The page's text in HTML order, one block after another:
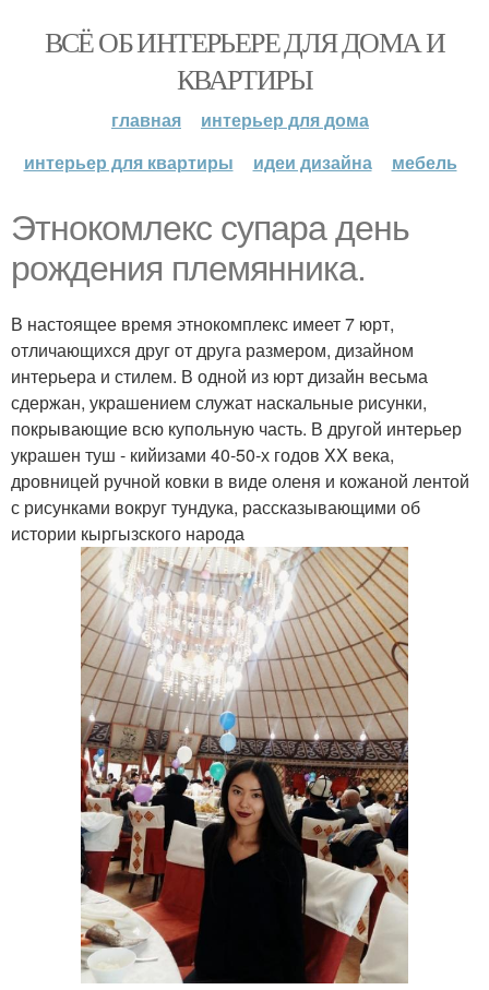
ВСЁ ОБ ИНТЕРЬЕРЕ ДЛЯ ДОМА И
КВАРТИРЫ
главная
интерьер для дома
интерьер для квартиры
идеи дизайна мебель
Этнокомлекс супара день
рождения племянника.
В настоящее время этнокомплекс имеет 7 юрт,
отличающихся друг от друга размером, дизайном
интерьера и стилем. В одной из юрт дизайн весьма
сдержан, украшением служат наскальные рисунки,
покрывающие всю купольную часть. В другой интерьер
украшен туш - кийизами 40-50-х годов XX века,
дровницей ручной ковки в виде оленя и кожаной лентой
с рисунками вокруг тундука, рассказывающими об
истории кыргызского народа